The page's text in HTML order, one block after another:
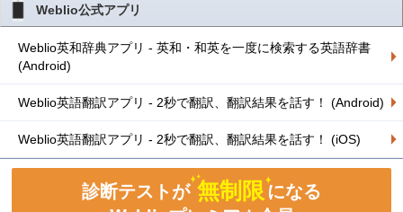
Weblio公式アプリ
Weblio英和辞典アプリ - 英和・和英を一度に検索する英語辞書
(Android)
Weblio英語翻訳アプリ - 2秒で翻訳、翻訳結果を話す！ (Android)
Weblio英語翻訳アプリ - 2秒で翻訳、翻訳結果を話す！ (iOS)
診断テストが 無制限になる